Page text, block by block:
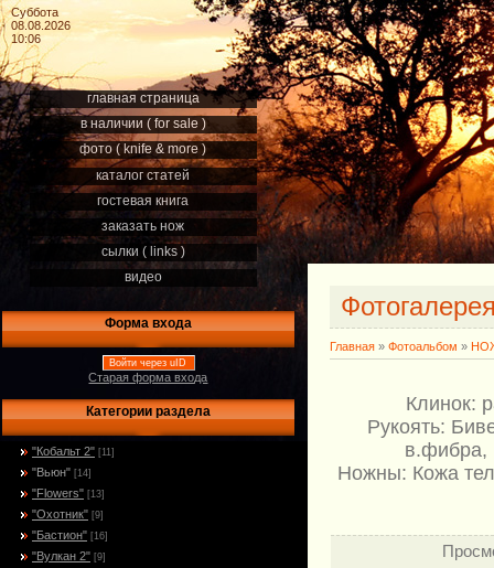
Суббота
08.08.2026
10:06
главная страница
в наличии ( for sale )
фото ( knife & more )
каталог статей
гостевая книга
заказать нож
сылки ( links )
видео
Форма входа
Войти через uID
Старая форма входа
Категории раздела
"Кобальт 2" [11]
"Вьюн" [14]
"Flowers" [13]
"Охотник" [9]
"Бастион" [16]
"Вулкан 2" [9]
Главная » Фотоальбом »
Клинок:
Рукоять:
в.фибра,
Ножны: Кожа